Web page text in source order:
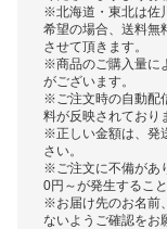
※北海道・東北は佐
希望の場合、送料無
させて頂きます。
※商品のご購入量に
がございます。
※ご注文時の自動配
料が反映されており
※正しい金額は、発
さい。
※ご注文に不備があ
0円～が発生するこ
※お届け先のお名前
ないようご確認をお